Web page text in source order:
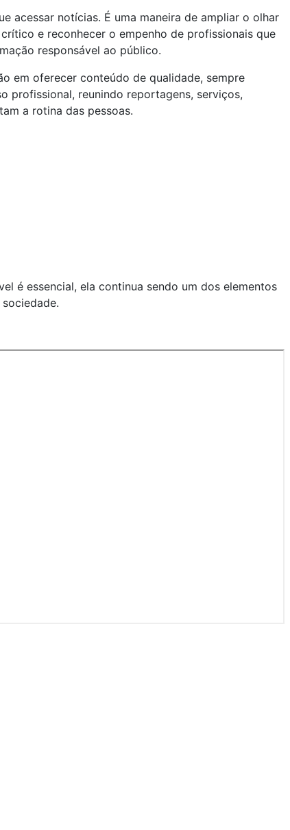
acessar notícias. É uma maneira de ampliar o olhar
e reconhecer o empenho de profissionais que
responsável ao público.
em oferecer conteúdo de qualidade, sempre
profissional, reunindo reportagens, serviços,
a rotina das pessoas.
é essencial, ela continua sendo um dos elementos